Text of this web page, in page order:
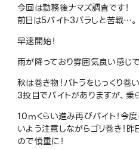
今回は勤務後ナマズ調査です！
前日は5バイト3バラしと苦戦…。
早速開始！
雨が降っており雰囲気良い感じで
秋は巻き物！バトラをじっくり巻
3投目でバイトがありますが、
10mくらい進み再びバイト！今
いよう注意しながらゴリ巻き！
ので慎重に！